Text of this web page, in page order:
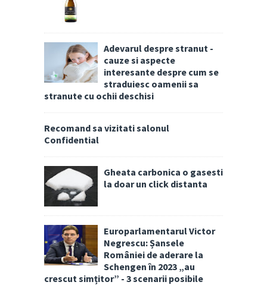
Adevarul despre stranut -
cauze si aspecte
interesante despre cum se
straduiesc oamenii sa
stranute cu ochii deschisi
Recomand sa vizitati salonul
Confidential
Gheata carbonica o gasesti
la doar un click distanta
Europarlamentarul Victor
Negrescu: Șansele
României de aderare la
Schengen în 2023 „au
crescut simțitor” - 3 scenarii posibile